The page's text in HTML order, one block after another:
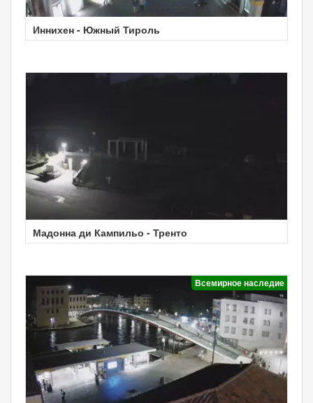
Иннихен - Южный Тироль
Мадонна ди Кампильо - Тренто
Всемирное наследие